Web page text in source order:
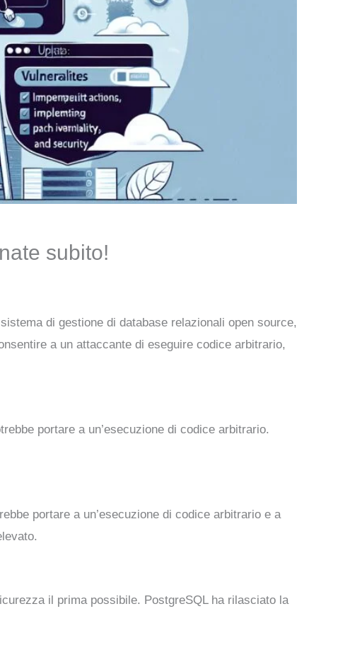
subito!
di gestione di database relazionali open source,
a un attaccante di eseguire codice arbitrario,
portare a un’esecuzione di codice arbitrario.
portare a un’esecuzione di codice arbitrario e a
il prima possibile. PostgreSQL ha rilasciato la